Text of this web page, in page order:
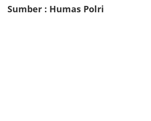
Sumber : Humas Polri